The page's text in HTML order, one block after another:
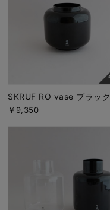
SKRUF RO vase ブラック
￥9,350